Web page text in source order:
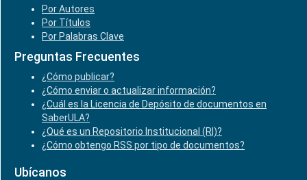
Por Autores
Por Títulos
Por Palabras Clave
Preguntas Frecuentes
¿Cómo publicar?
¿Cómo enviar o actualizar información?
¿Cuál es la Licencia de Depósito de documentos en
SaberULA?
¿Qué es un Repositorio Institucional (RI)?
¿Cómo obtengo RSS por tipo de documentos?
Ubícanos